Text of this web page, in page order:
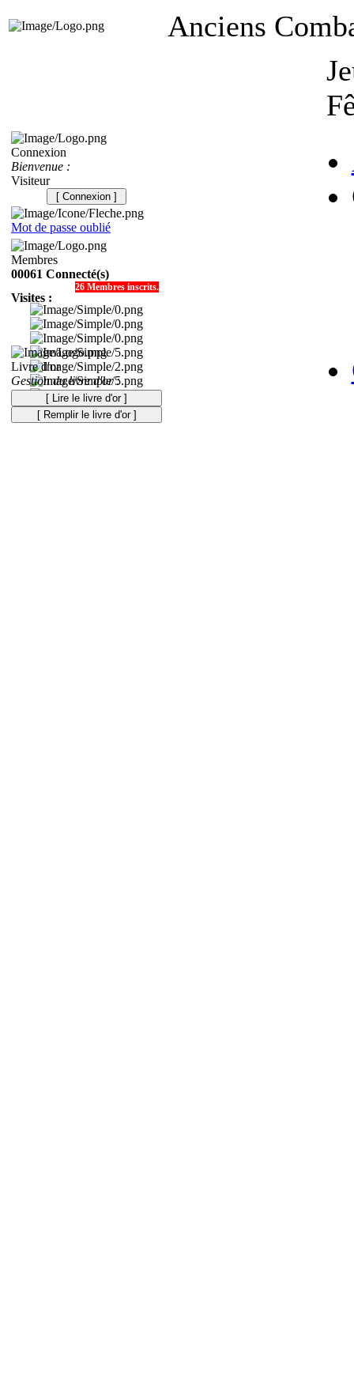
Anciens
Connexion
Bienvenue :
Visiteur
[ Connexion ]
Mot de passe oublié
Membres
00061 Connecté(s)
26 Membres inscrits.
Visites :
Livre d'or
Gestion du livre d'or :
[ Lire le livre d'or ]
[ Remplir le livre d'or ]